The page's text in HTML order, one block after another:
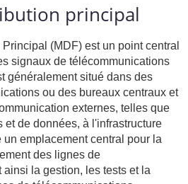
de
principal
(MDF) est un point central
signaux de télécommunications
généralement situé dans des
ou des bureaux centraux et
externes, telles que
et de données, à l'infrastructure
un emplacement central pour la
des lignes de
la gestion, les tests et la